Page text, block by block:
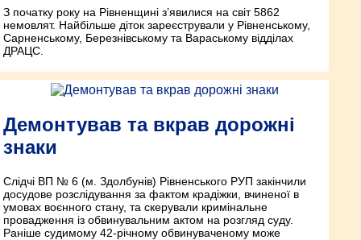
З початку року на Рівненщині з’явилися на світ 5862
немовлят. Найбільше діток зареєстрували у Рівненському,
Сарненському, Березнівському та Вараському відділах
ДРАЦС.
Демонтував та вкрав дорожні
знаки
Слідчі ВП № 6 (м. Здолбунів) Рівненського РУП закінчили
досудове розслідування за фактом крадіжки, вчиненої в
умовах воєнного стану, та скерували кримінальне
провадження із обвинувальним актом на розгляд суду.
Раніше судимому 42-річному обвинуваченому може